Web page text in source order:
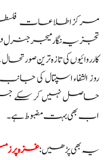
مرکزاطلاعات
تجزیہ نگار میجر جنرل
کارروائیوں کی تازہ ترین
روز الشفاء اسپتال کی
حاصل نہیں کر سکے
اب بھی بہت مضبوط ہے۔
یہ بھی پڑھیں:غزہ پر